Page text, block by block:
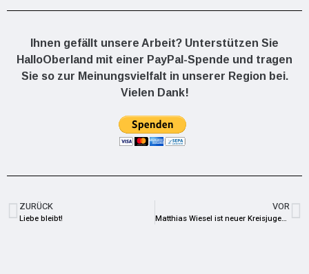
Ihnen gefällt unsere Arbeit? Unterstützen Sie
HalloOberland mit einer PayPal-Spende und tragen
Sie so zur Meinungsvielfalt in unserer Region bei.
Vielen Dank!
ZURÜCK
Liebe bleibt!
VOR
Matthias Wiesel ist neuer Kreisjugendfeuerwehrwart